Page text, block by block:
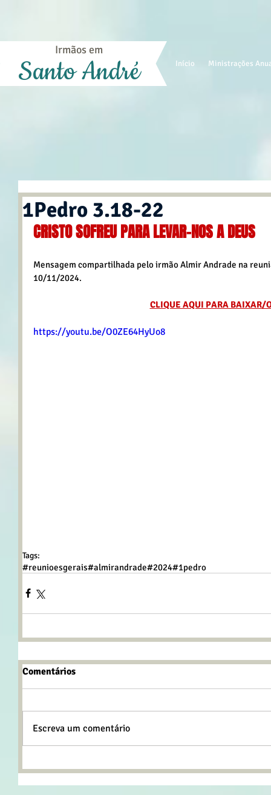
Início Ministrações
Irmãos em
Santo André
1Pedro 3.18-22
CRISTO SOFREU PARA LEVAR-NOS A DEUS
Mensagem compartilhada pelo irmão Almir Andrade na
10/11/2024.
CLIQUE AQUI PARA BAIXAR/
https://youtu.be/O0ZE64HyUo8
Tags:
#reunioesgerais#almirandrade#2024#1pedro
Comentários
Escreva um comentário